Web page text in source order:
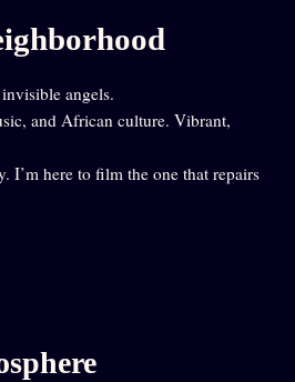
angels.
and African culture. Vibrant,
I’m here to film the one that repairs